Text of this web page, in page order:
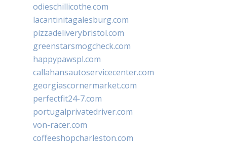
odieschillicothe.com
lacantinitagalesburg.com
pizzadeliverybristol.com
greenstarsmogcheck.com
happypawspl.com
callahansautoservicecenter.com
georgiascornermarket.com
perfectfit24-7.com
portugalprivatedriver.com
von-racer.com
coffeeshopcharleston.com